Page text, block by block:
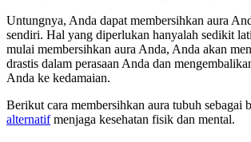
Untungnya, Anda dapat membersihkan aura
sendiri. Hal yang diperlukan hanyalah sedikit
mulai membersihkan aura Anda, Anda akan
drastis dalam perasaan Anda dan
Anda ke kedamaian.
Berikut cara membersihkan aura tubuh sebagai
alternatifmenjaga kesehatan fisik dan mental.